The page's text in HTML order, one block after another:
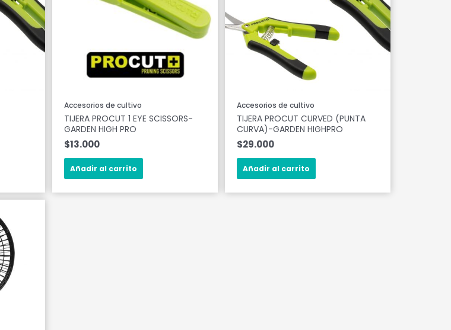
Accesorios de cultivo
TIJERA PROCUT 1 EYE SCISSORS-
GARDEN HIGH PRO
$13.000
Añadir al carrito
Accesorios de cultivo
TIJERA PROCUT CURVED (PUNTA
CURVA)-GARDEN HIGHPRO
$29.000
Añadir al carrito